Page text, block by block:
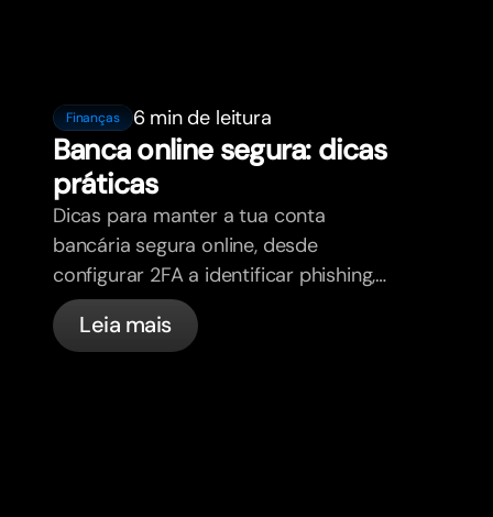
Finanças 6 min de leitura
Banca online segura: dicas
práticas
Dicas para manter a tua conta
bancária segura online, desde
configurar 2FA a identificar phishing,
controlar os teus cartões e saber o
que a bunq trata automaticamente.
Leia mais